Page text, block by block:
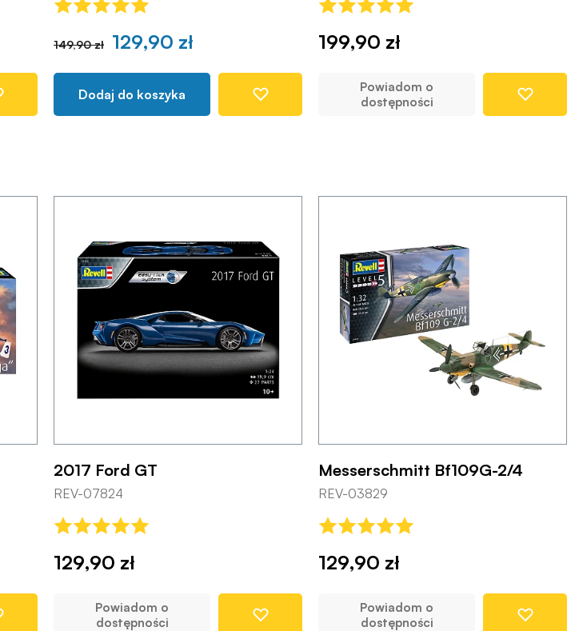
149,90 zł 129,90 zł
Dodaj do koszyka
199,90 zł
Powiadom o
dostępności
2017 Ford GT
REV-07824
129,90 zł
Powiadom o
dostępności
Messerschmitt Bf109G-2/4
REV-03829
129,90 zł
Powiadom o
dostępności